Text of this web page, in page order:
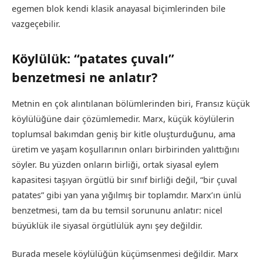
egemen blok kendi klasik anayasal biçimlerinden bile
vazgeçebilir.
Köylülük: “patates çuvalı”
benzetmesi ne anlatır?
Metnin en çok alıntılanan bölümlerinden biri, Fransız küçük
köylülüğüne dair çözümlemedir. Marx, küçük köylülerin
toplumsal bakımdan geniş bir kitle oluşturduğunu, ama
üretim ve yaşam koşullarının onları birbirinden yalıttığını
söyler. Bu yüzden onların birliği, ortak siyasal eylem
kapasitesi taşıyan örgütlü bir sınıf birliği değil, “bir çuval
patates” gibi yan yana yığılmış bir toplamdır. Marx’ın ünlü
benzetmesi, tam da bu temsil sorununu anlatır: nicel
büyüklük ile siyasal örgütlülük aynı şey değildir.
Burada mesele köylülüğün küçümsenmesi değildir. Marx